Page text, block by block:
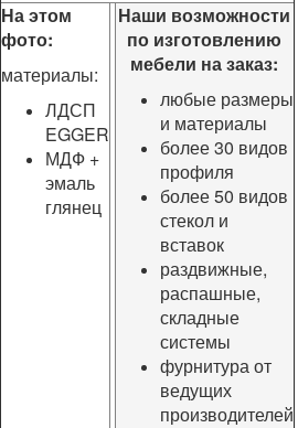
На этом
фото:
материалы:
ЛДСП
EGGER
МДФ +
эмаль
глянец
Наши возможности
по изготовлению
мебели на заказ:
любые размеры
и материалы
более 30 видов
профиля
более 50 видов
стекол и
вставок
раздвижные,
распашные,
складные
системы
фурнитура от
ведущих
производителей